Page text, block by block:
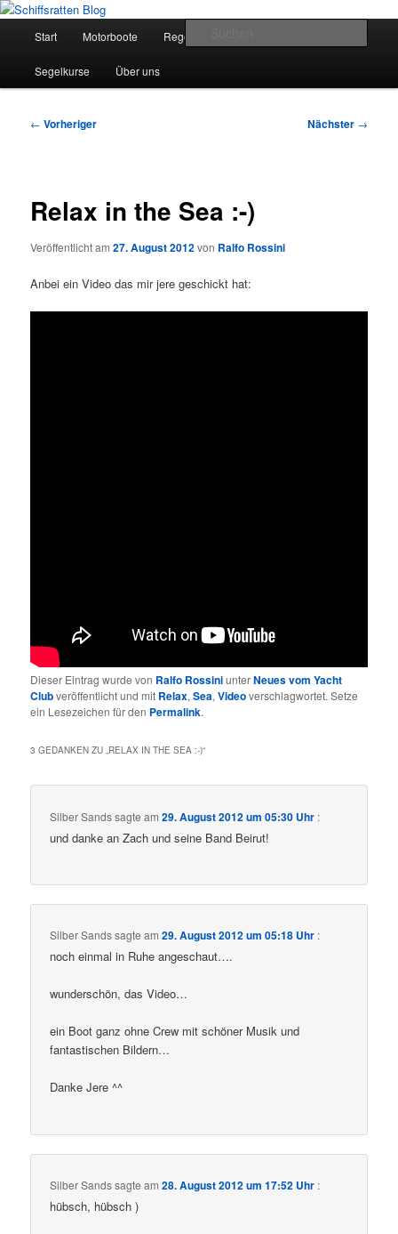
Zum
springenSchiffsratten Blog
Segelsport in Second Life
Start Motorboote Regelkunde
Segelkurse Über uns
Beitragsnavigation
← Vorheriger Nächster →
Relax in the Sea :-)
Veröffentlicht am27. August 2012von Ralfo Rossini
Anbei ein Video das mir jere geschickt hat:
Dieser Eintrag wurde von Ralfo RossiniunterNeues vom Yacht
Clubveröffentlicht und mit Relax,Sea,Videoverschlagwortet. Setze
ein Lesezeichen für den Permalink.
3 GEDANKEN ZU „RELAX IN THE SEA :-)“
Silber Sandssagte am29. August 2012 um 05:30 Uhr :
und danke an Zach und seine Band Beirut!
Silber Sandssagte am29. August 2012 um 05:18 Uhr :
noch einmal in Ruhe angeschaut….
wunderschön, das Video…
ein Boot ganz ohne Crew mit schöner Musik und
fantastischen Bildern…
Danke Jere ^^
Silber Sandssagte am28. August 2012 um 17:52 Uhr :
hübsch, hübsch )